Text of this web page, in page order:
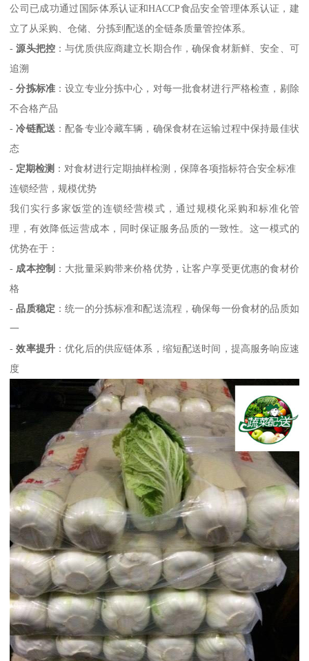
公司已成功通过国际体系认证和HACCP食品安全管理体系认证，建
立了从采购、仓储、分拣到配送的全链条质量管控体系。
-源头把控 ：与优质供应商建立长期合作，确保食材新鲜、安全、可
追溯
-分拣标准 ：设立专业分拣中心，对每一批食材进行严格检查，剔除
不合格产品
-冷链配送 ：配备专业冷藏车辆，确保食材在运输过程中保持最佳状
态
- 定期检测 ：对食材进行定期抽样检测，保障各项指标符合安全标准
连锁经营，规模优势
我们实行多家饭堂的连锁经营模式，通过规模化采购和标准化管
理，有效降低运营成本，同时保证服务品质的一致性。这一模式的
优势在于：
- 成本控制 ：大批量采购带来价格优势，让客户享受更优惠的食材价
格
-品质稳定 ：统一的分拣标准和配送流程，确保每一份食材的品质如
一
-效率提升 ：优化后的供应链体系，缩短配送时间，提高服务响应速
度